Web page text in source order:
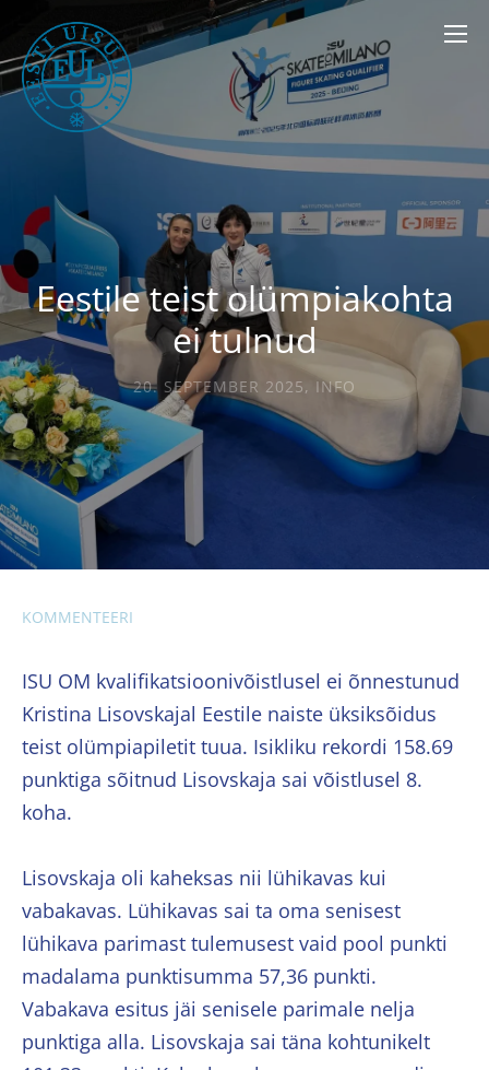
Eestile teist olümpiakohta
ei tulnud
20. SEPTEMBER 2025, INFO
KOMMENTEERI
ISU OM kvalifikatsioonivõistlusel ei õnnestunud
Kristina Lisovskajal Eestile naiste üksiksõidus
teist olümpiapiletit tuua. Isikliku rekordi 158.69
punktiga sõitnud Lisovskaja sai võistlusel 8.
koha.
Lisovskaja oli kaheksas nii lühikavas kui
vabakavas. Lühikavas sai ta oma senisest
lühikava parimast tulemusest vaid pool punkti
madalama punktisumma 57,36 punkti.
Vabakava esitus jäi senisele parimale nelja
punktiga alla. Lisovskaja sai täna kohtunikelt